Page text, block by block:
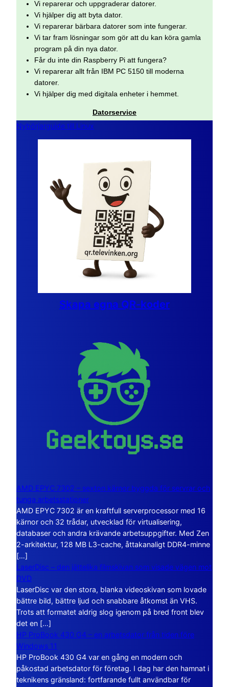
Vi reparerar och uppgraderar datorer.
Vi hjälper dig att byta dator.
Vi reparerar bärbara datorer som inte fungerar.
Vi tar fram lösningar som gör att du kan köra gamla
program på din nya dator.
Får du inte din Raspberry Pi att fungera?
Vi reparerar allt från IBM PC 5150 till moderna
datorer.
Vi hjälper dig med digitala enheter i hemmet.
Datorservice
Nybörjarguide till Linux
Skapa egna QR-koder
AMD EPYC 7302 – sexton kärnor byggda för servrar och
tunga arbetsstationer
AMD EPYC 7302 är en kraftfull serverprocessor med 16
kärnor och 32 trådar, utvecklad för virtualisering,
databaser och andra krävande arbetsuppgifter. Med Zen
2-arkitektur, 128 MB L3-cache, åttakanaligt DDR4-minne
[…]
LaserDisc – den jättelika filmskivan som visade vägen mot
DVD
LaserDisc var den stora, blanka videoskivan som lovade
bättre bild, bättre ljud och snabbare åtkomst än VHS.
Trots att formatet aldrig slog igenom på bred front blev
det en […]
HP ProBook 430 G4 – en arbetsdator från tiden före
Windows 11
HP ProBook 430 G4 var en gång en modern och
påkostad arbetsdator för företag. I dag har den hamnat i
teknikens gränsland: fortfarande fullt användbar för